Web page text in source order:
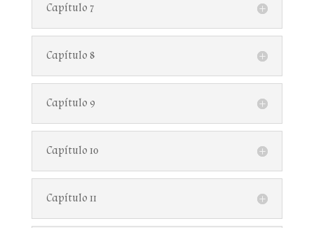
Capítulo 7
Capítulo 8
Capítulo 9
Capítulo 10
Capítulo 11